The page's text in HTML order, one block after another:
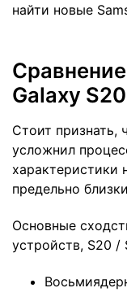
найти новые
Galaxy
Стоит признать,
усложнил
характеристики
предельно
Основные
устройств, S20 /